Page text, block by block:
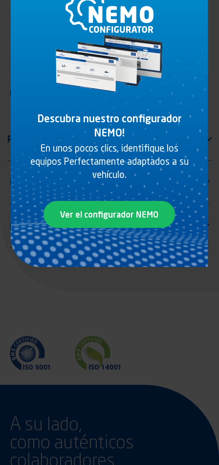
Manilla P.V.C. antracita
A su lado,
como auténticos
colaboradores
Descubra nuestro configurador
NEMO!
En unos pocos clics, identifique los
equipos Perfectamente adaptados a su
vehículo.
Ver el configurador NEMO